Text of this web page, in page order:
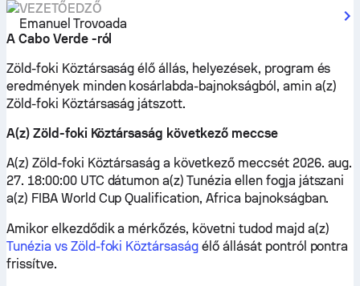
VEZETŐEDZŐ
Emanuel Trovoada
A Cabo Verde -ról
Zöld-foki Köztársaság élő állás, helyezések, program és
eredmények minden kosárlabda-bajnokságból, amin a(z)
Zöld-foki Köztársaság játszott.
A(z) Zöld-foki Köztársaság következő meccse
A(z) Zöld-foki Köztársaság a következő meccsét 2026. aug.
27. 18:00:00 UTC dátumon a(z) Tunézia ellen fogja játszani
a(z) FIBA World Cup Qualification, Africa bajnokságban.
Amikor elkezdődik a mérkőzés, követni tudod majd a(z)
Tunézia vs Zöld-foki Köztársaság élő állását pontról pontra
frissítve.